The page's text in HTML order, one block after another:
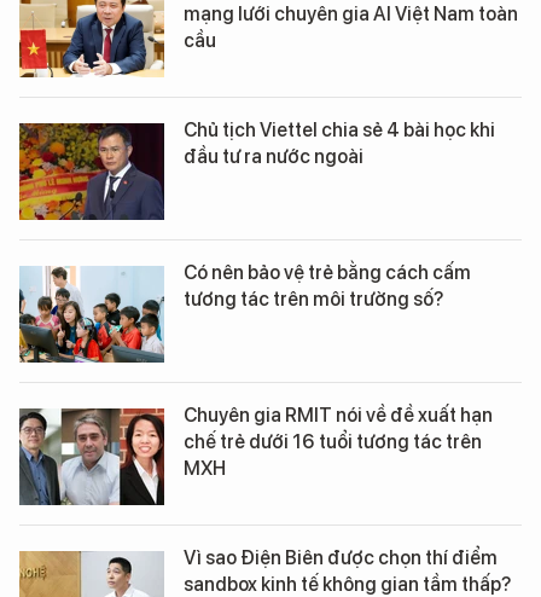
mạng lưới chuyên gia AI Việt Nam toàn
cầu
Chủ tịch Viettel chia sẻ 4 bài học khi
đầu tư ra nước ngoài
Có nên bảo vệ trẻ bằng cách cấm
tương tác trên môi trường số?
Chuyên gia RMIT nói về đề xuất hạn
chế trẻ dưới 16 tuổi tương tác trên
MXH
Vì sao Điện Biên được chọn thí điểm
sandbox kinh tế không gian tầm thấp?